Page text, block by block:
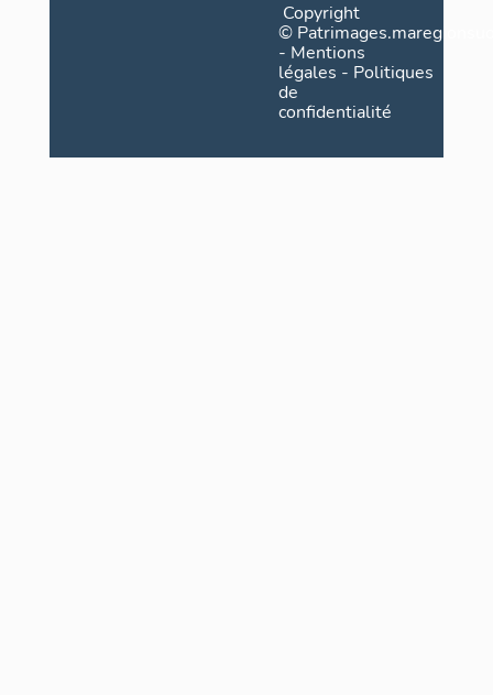
Copyright
©
- Mentions
légales - Politiques
de
confidentialité